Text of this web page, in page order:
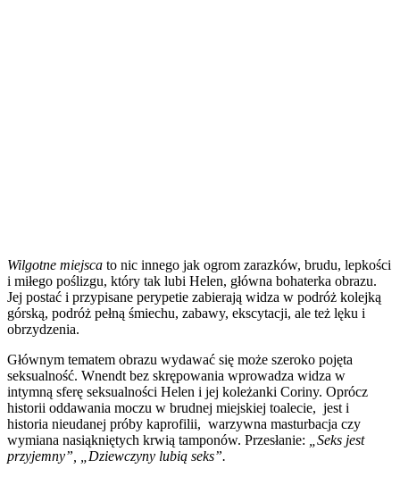
Wilgotne miejsca to nic innego jak ogrom zarazków, brudu, lepkości
i miłego poślizgu, który tak lubi Helen, główna bohaterka obrazu.
Jej postać i przypisane perypetie zabierają widza w podróż kolejką
górską, podróż pełną śmiechu, zabawy, ekscytacji, ale też lęku i
obrzydzenia.
Głównym tematem obrazu wydawać się może szeroko pojęta
seksualność. Wnendt bez skrępowania wprowadza widza w
intymną sferę seksualności Helen i jej koleżanki Coriny. Oprócz
historii oddawania moczu w brudnej miejskiej toalecie, jest i
historia nieudanej próby kaprofilii, warzywna masturbacja czy
wymiana nasiąkniętych krwią tamponów. Przesłanie:
„Seks jest
przyjemny”, „Dziewczyny lubią seks”.